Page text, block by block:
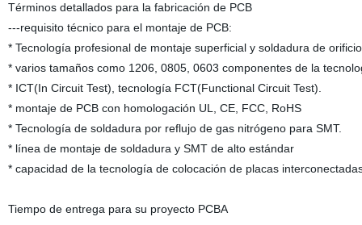
Términos detallados para la fabricación de PCB
---requisito técnico para el montaje de PCB:
* Tecnología profesional de montaje superficial y soldadura de
* varios tamaños como 1206, 0805, 0603 componentes de la
* ICT(In Circuit Test), tecnología FCT(Functional Circuit Test).
* montaje de PCB con homologación UL, CE, FCC, RoHS
* Tecnología de soldadura por reflujo de gas nitrógeno para SMT.
* línea de montaje de soldadura y SMT de alto estándar
* capacidad de la tecnología de colocación de placas
Tiempo de entrega para su proyecto PCBA